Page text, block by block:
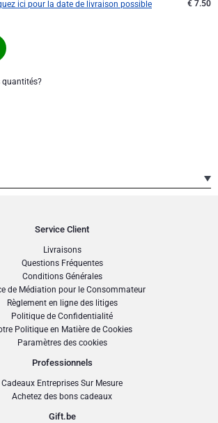
ici pour la date de livraison possible € 7.50
quantités?
Service Client
Livraisons
Questions Fréquentes
Conditions Générales
de Médiation pour le Consommateur
Règlement en ligne des litiges
Politique de Confidentialité
Politique en Matière de Cookies
Paramètres des cookies
Professionnels
Cadeaux Entreprises Sur Mesure
Achetez des bons cadeaux
Gift.be